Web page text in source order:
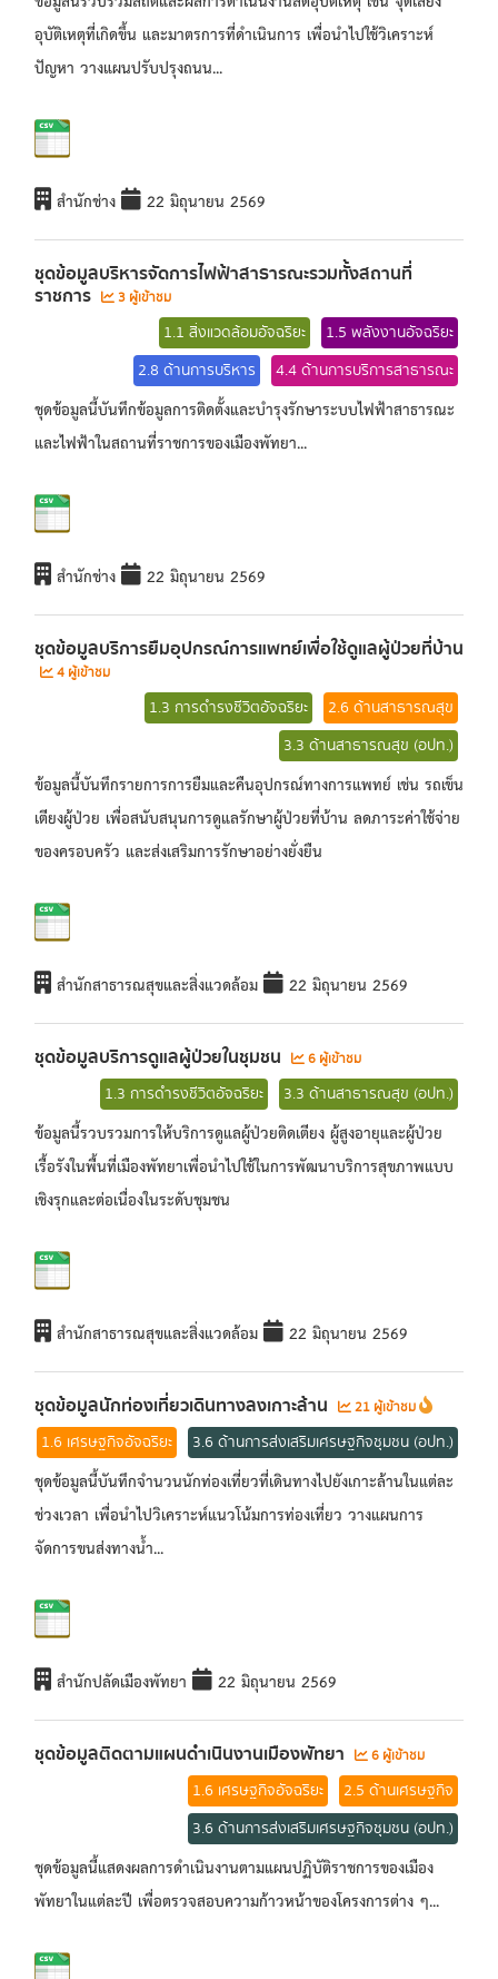
อุบัติเหตุที่เกิดขึ้น และมาตรการที่ดำเนินการ เพื่อนำไปใช้วิเคราะห์
ปัญหา วางแผนปรับปรุงถนน...
สำนักช่าง 22 มิถุนายน 2569
ชุดข้อมูลบริหารจัดการไฟฟ้าสาธารณะรวมทั้งสถานที่
ราชการ 3 ผู้เข้าชม
1.1 สิ่งแวดล้อมอัจฉริยะ
1.5 พลังงานอัจฉริยะ
2.8 ด้านการบริหาร
4.4 ด้านการบริการสาธารณะ
ชุดข้อมูลนี้บันทึกข้อมูลการติดตั้งและบำรุงรักษาระบบไฟฟ้าสาธารณะ
และไฟฟ้าในสถานที่ราชการของเมืองพัทยา...
สำนักช่าง 22 มิถุนายน 2569
ชุดข้อมูลบริการยืมอุปกรณ์การแพทย์เพื่อใช้ดูแลผู้ป่วยที่บ้าน
4 ผู้เข้าชม
1.3 การดำรงชีวิตอัจฉริยะ
2.6 ด้านสาธารณสุข
3.3 ด้านสาธารณสุข (อปท.)
ข้อมูลนี้บันทึกรายการการยืมและคืนอุปกรณ์ทางการแพทย์ เช่น รถเข็น
เตียงผู้ป่วย เพื่อสนับสนุนการดูแลรักษาผู้ป่วยที่บ้าน ลดภาระค่าใช้จ่าย
ของครอบครัว และส่งเสริมการรักษาอย่างยั่งยืน
สำนักสาธารณสุขและสิ่งแวดล้อม 22 มิถุนายน 2569
ชุดข้อมูลบริการดูแลผู้ป่วยในชุมชน 6 ผู้เข้าชม
1.3 การดำรงชีวิตอัจฉริยะ 3.3 ด้านสาธารณสุข (อปท.)
ข้อมูลนี้รวบรวมการให้บริการดูแลผู้ป่วยติดเตียง ผู้สูงอายุและผู้ป่วย
เรื้อรังในพื้นที่เมืองพัทยาเพื่อนำไปใช้ในการพัฒนาบริการสุขภาพแบบ
เชิงรุกและต่อเนื่องในระดับชุมชน
สำนักสาธารณสุขและสิ่งแวดล้อม 22 มิถุนายน 2569
ชุดข้อมูลนักท่องเที่ยวเดินทางลงเกาะล้าน 21 ผู้เข้าชม
1.6 เศรษฐกิจอัจฉริยะ 3.6 ด้านการส่งเสริมเศรษฐกิจชุมชน (อปท.)
ชุดข้อมูลนี้บันทึกจำนวนนักท่องเที่ยวที่เดินทางไปยังเกาะล้านในแต่ละ
ช่วงเวลา เพื่อนำไปวิเคราะห์แนวโน้มการท่องเที่ยว วางแผนการ
จัดการขนส่งทางน้ำ...
สำนักปลัดเมืองพัทยา 22 มิถุนายน 2569
ชุดข้อมูลติดตามแผนดำเนินงานเมืองพัทยา 6 ผู้เข้าชม
1.6 เศรษฐกิจอัจฉริยะ
2.5 ด้านเศรษฐกิจ
3.6 ด้านการส่งเสริมเศรษฐกิจชุมชน (อปท.)
ชุดข้อมูลนี้แสดงผลการดำเนินงานตามแผนปฏิบัติราชการของเมือง
พัทยาในแต่ละปี เพื่อตรวจสอบความก้าวหน้าของโครงการต่าง ๆ...